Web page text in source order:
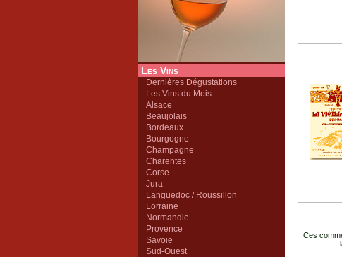
Les Vins
Dernières Dégustations
Les Vins du Mois
Alsace
Beaujolais
Bordeaux
Bourgogne
Champagne
Charentes
Corse
Jura
Languedoc / Roussillon
Lorraine
Normandie
Provence
Savoie
Sud-Ouest
Ces